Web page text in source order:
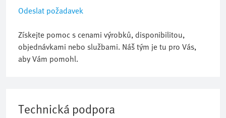
Odeslat požadavek
Získejte pomoc s cenami výrobků, disponibilitou,
objednávkami nebo službami. Náš tým je tu pro Vás,
aby Vám pomohl.
Technická podpora